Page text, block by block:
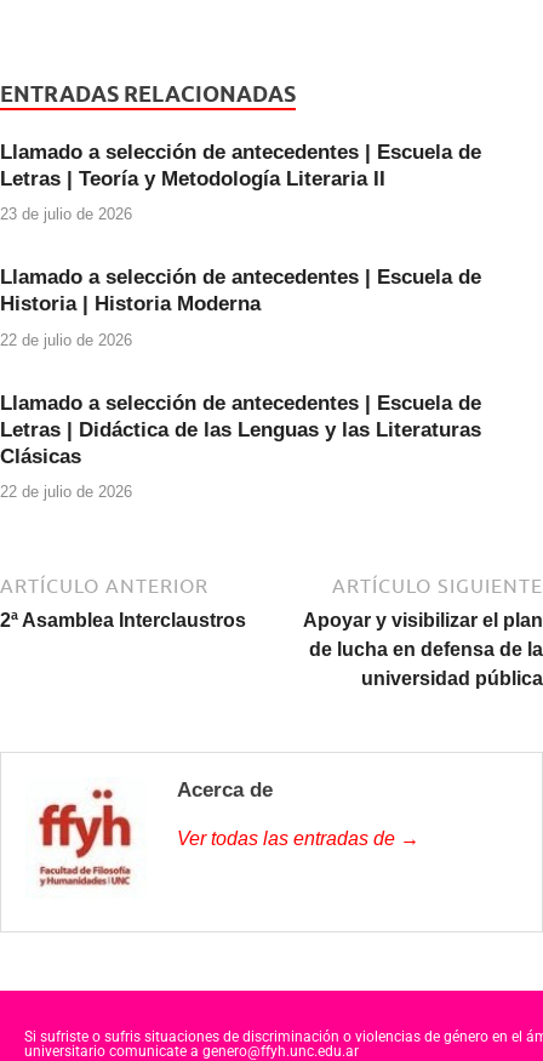
e
o
o
er s
p
ENTRADAS RELACIONADAS
Llamado a selección de antecedentes | Escuela de
Letras | Teoría y Metodología Literaria II
23 de julio de 2026
Llamado a selección de antecedentes | Escuela de
Historia | Historia Moderna
22 de julio de 2026
Llamado a selección de antecedentes | Escuela de
Letras | Didáctica de las Lenguas y las Literaturas
Clásicas
22 de julio de 2026
ARTÍCULO ANTERIOR
2ª Asamblea Interclaustros
ARTÍCULO SIGUIENTE
Apoyar y visibilizar el plan
de lucha en defensa de la
universidad pública
Acerca de
Ver todas las entradas de →
Si sufriste o sufris situaciones de discriminación o violencias de género en el
universitario comunicate a genero@ffyh.unc.edu.ar